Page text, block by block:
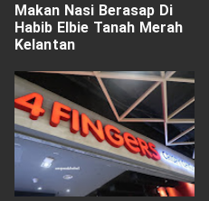
Makan Nasi Berasap Di
Habib Elbie Tanah Merah
Kelantan